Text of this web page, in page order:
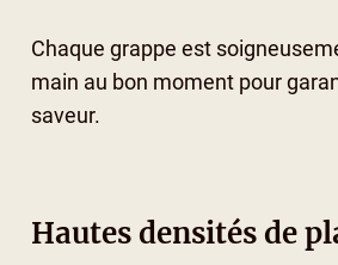
Chaque grappe est
main au bon moment pour
saveur.
Hautes densités de